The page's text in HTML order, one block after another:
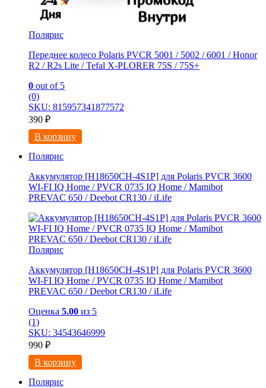
Полярис
Переднее колесо Polaris PVCR 5001 / 5002 / 6001 / Honor
R2 / R2s Litе / Tefal X-PLORER 75S / 75S+
0 out of 5
(0)
SKU: 815957341877572
390 ₽
В корзину
Полярис
Аккумулятор [H18650CH-4S1P] для Polaris PVCR 3600
WI-FI IQ Home / PVCR 0735 IQ Home / Mamibot
PREVAC 650 / Dееbоt СR130 / iLifе
Полярис
Аккумулятор [H18650CH-4S1P] для Polaris PVCR 3600
WI-FI IQ Home / PVCR 0735 IQ Home / Mamibot
PREVAC 650 / Dееbоt СR130 / iLifе
Оценка 5.00 из 5
(1)
SKU: 34543646999
990 ₽
В корзину
Полярис